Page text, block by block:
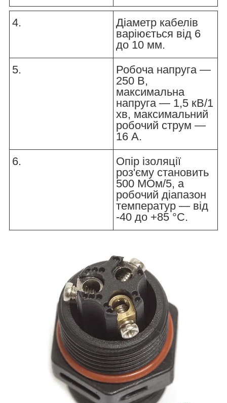
4.
Діаметр кабелів
варіюється від 6
до 10 мм.
5.
Робоча напруга —
250 В,
максимальна
напруга — 1,5 кВ/1
хв, максимальний
робочий струм —
16 А.
6.
Опір ізоляції
роз'єму становить
500 МОм/5, а
робочий діапазон
температур — від
-40 до +85 °C.